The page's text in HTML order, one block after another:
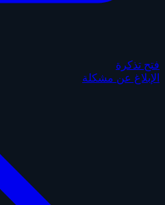
فتح تذكرة
الإبلاغ عن مشكلة